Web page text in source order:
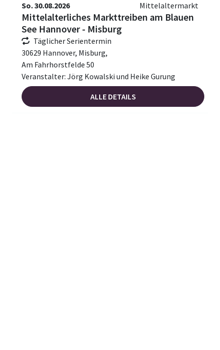
So. 30.08.2026 Mittelaltermarkt
Mittelalterliches Markttreiben am Blauen
See Hannover - Misburg
Täglicher Serientermin
30629 Hannover, Misburg,
Am Fahrhorstfelde 50
Veranstalter: Jörg Kowalski und Heike Gurung
ALLE DETAILS